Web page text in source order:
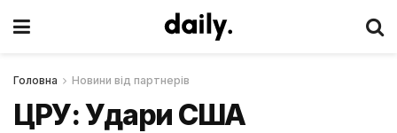
Головна Новини від партнерів
ЦРУ: Удари США